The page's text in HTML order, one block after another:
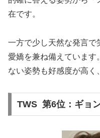
在です​。
一方で少し天然な発言で
愛嬌を兼ね備えています​
ない姿勢も好感度が高く
TWS 第6位：ギョ